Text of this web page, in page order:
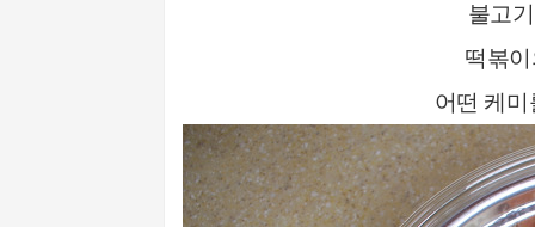
불고
떡볶
어떤 케